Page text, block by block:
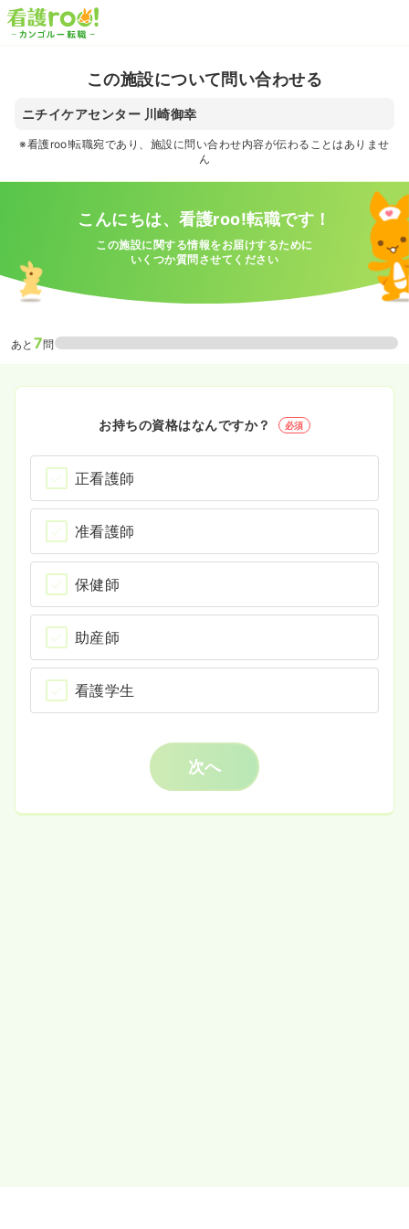
この施設について問い合わせる
ニチイケアセンター 川崎御幸
※看護roo!転職宛であり、施設に問い合わせ内容が伝わることはありませ
ん
こんにちは、看護roo!転職です！
この施設に関する情報をお届けするために
いくつか質問させてください
あと 7問
お持ちの資格はなんですか？ 必須
正看護師
准看護師
保健師
助産師
看護学生
次へ